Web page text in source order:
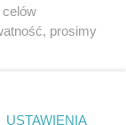
prosimy
rogu strony
USTAWIENIA